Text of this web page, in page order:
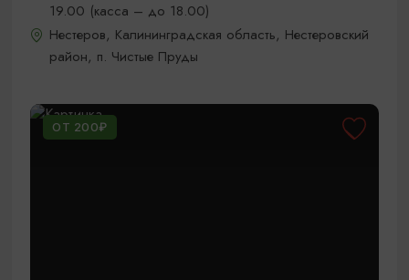
19.00 (касса – до 18.00)
Нестеров, Калининградская область, Нестеровский
район, п. Чистые Пруды
ОТ 200₽